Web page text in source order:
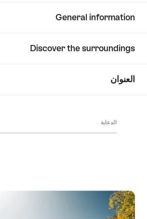
General information
ClickToViewContent
Discover the surroundings
ClickToViewContent
العنوان
الدعاية